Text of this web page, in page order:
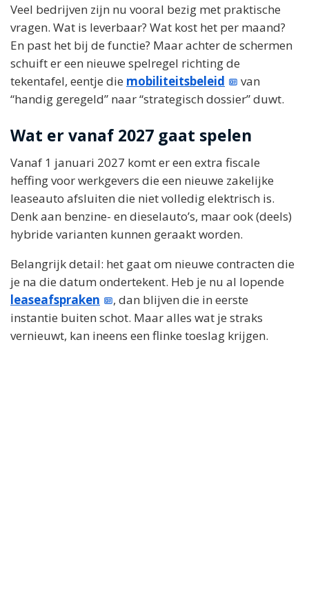
Veel bedrijven zijn nu vooral bezig met praktische
vragen. Wat is leverbaar? Wat kost het per maand?
En past het bij de functie? Maar achter de schermen
schuift er een nieuwe spelregel richting de
tekentafel, eentje die mobiliteitsbeleid
van
“handig geregeld” naar “strategisch dossier” duwt.
Wat er vanaf 2027 gaat spelen
Vanaf 1 januari 2027 komt er een extra fiscale
heffing voor werkgevers die een nieuwe zakelijke
leaseauto afsluiten die niet volledig elektrisch is.
Denk aan benzine- en dieselauto’s, maar ook (deels)
hybride varianten kunnen geraakt worden.
Belangrijk detail: het gaat om nieuwe contracten die
je na die datum ondertekent. Heb je nu al lopende
leaseafspraken
, dan blijven die in eerste
instantie buiten schot. Maar alles wat je straks
vernieuwt, kan ineens een flinke toeslag krijgen.